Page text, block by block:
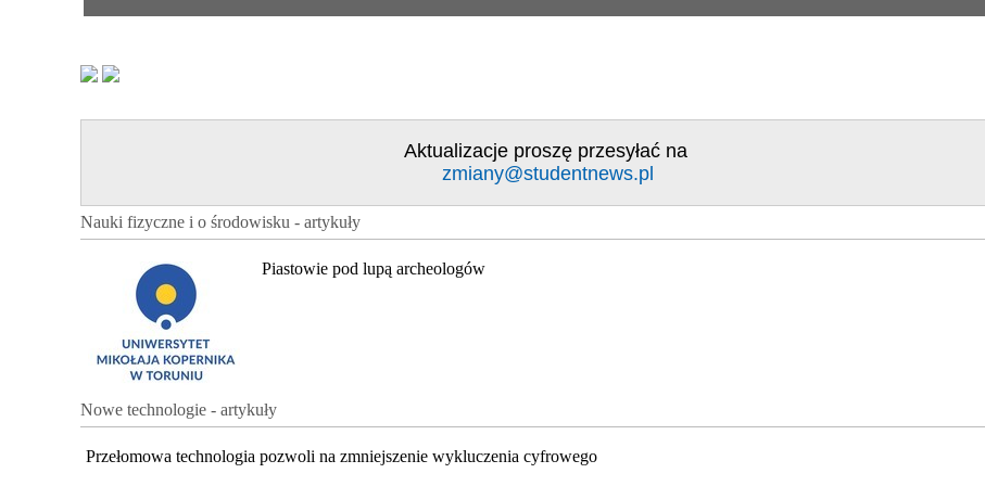
Aktualizacje proszę przesyłać na
zmiany@studentnews.pl
Nauki fizyczne i o środowisku - artykuły
Piastowie pod lupą archeologów
Nowe technologie - artykuły
Przełomowa technologia pozwoli na zmniejszenie wykluczenia cyfrowego